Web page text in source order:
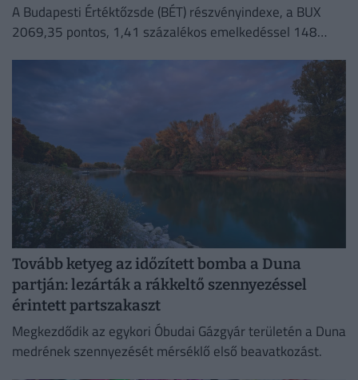
A Budapesti Értéktőzsde (BÉT) részvényindexe, a BUX
2069,35 pontos, 1,41 százalékos emelkedéssel 148
Tovább ketyeg az időzített bomba a Duna
partján: lezárták a rákkeltő szennyezéssel
érintett partszakaszt
Megkezdődik az egykori Óbudai Gázgyár területén a Duna
medrének szennyezését mérséklő első beavatkozást.